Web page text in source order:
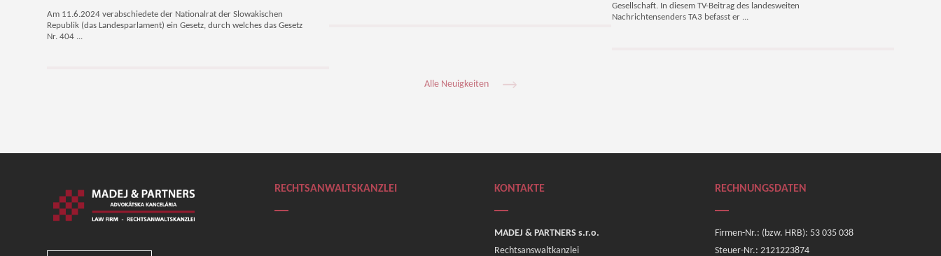
Gesellschaft. In diesem TV-Beitrag des landesweiten
Nachrichtensenders TA3 befasst er ...
Am 11.6.2024 verabschiedete der Nationalrat der Slowakischen
Republik (das Landesparlament) ein Gesetz, durch welches das Gesetz
Nr. 404 ...
Alle Neuigkeiten
RECHTSANWALTSKANZLEI KONTAKTE
MADEJ & PARTNERS s.r.o.
Rechtsanswaltkanzlei
RECHNUNGSDATEN
Firmen-Nr.: (bzw. HRB): 53 035 038
Steuer-Nr.: 2121223874